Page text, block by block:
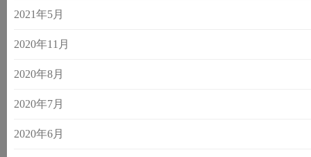
2021年5月
2020年11月
2020年8月
2020年7月
2020年6月